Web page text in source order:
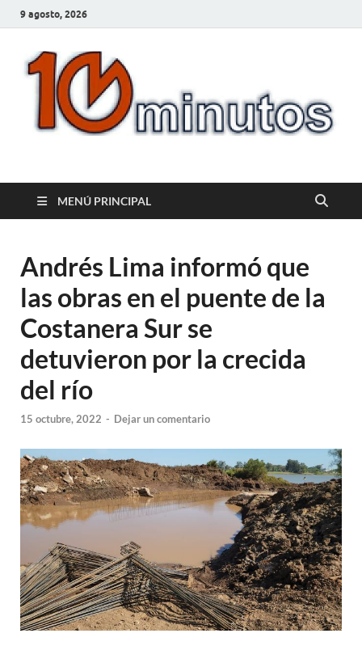
9 agosto, 2026
10minutos.com.uy
MENÚ PRINCIPAL
Andrés Lima informó que
las obras en el puente de la
Costanera Sur se
detuvieron por la crecida
del río
15 octubre, 2022 - Dejar un comentario